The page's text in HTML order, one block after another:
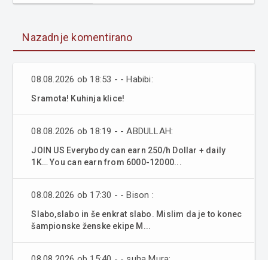
Nazadnje komentirano
08.08.2026 ob 18:53 - - Habibi:
Sramota! Kuhinja klice!
08.08.2026 ob 18:19 - - ABDULLAH:
JOIN US Everybody can earn 250/h Dollar + daily
1K… You can earn from 6000-12000...
08.08.2026 ob 17:30 - - Bison :
Slabo,slabo in še enkrat slabo. Mislim da je to konec
šampionske ženske ekipe M...